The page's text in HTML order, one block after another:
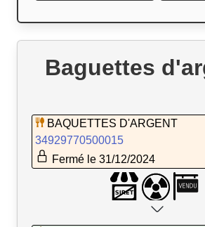
Baguettes
BAQUETTES D'ARGENT
34929770500015
Fermé le 31/12/2024